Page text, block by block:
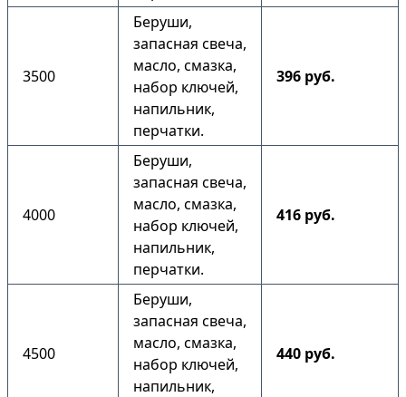
3500
Беруши,
запасная свеча,
масло, смазка,
набор ключей,
напильник,
перчатки.
396 руб.
4000
Беруши,
запасная свеча,
масло, смазка,
набор ключей,
напильник,
перчатки.
416 руб.
4500
Беруши,
запасная свеча,
масло, смазка,
набор ключей,
напильник,
440 руб.